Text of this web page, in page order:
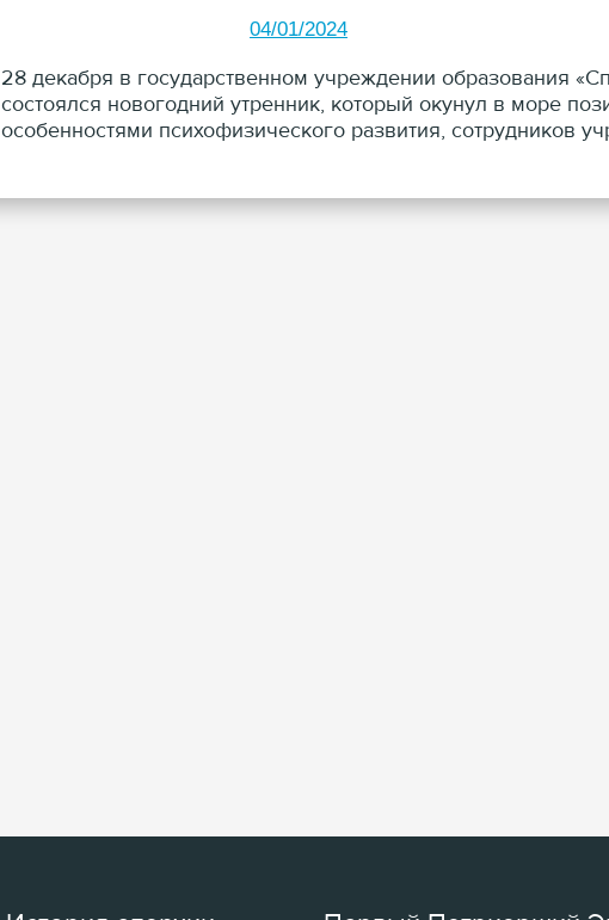
04/01/2024
28 декабря в государственном учреждении образования
состоялся новогодний утренник, который окунул в море
особенностями психофизического развития, сотрудников